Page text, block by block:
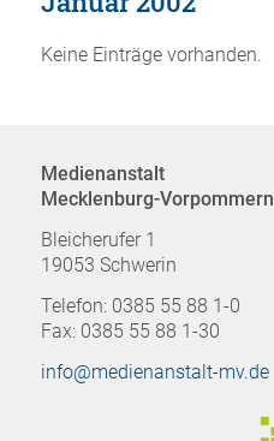
Keine Einträge vorhanden.
Medienanstalt
Mecklenburg-Vorpommern
Bleicherufer 1
19053 Schwerin
Telefon: 0385 55 88 1-0
Fax: 0385 55 88 1-30
info@medienanstalt-mv.de